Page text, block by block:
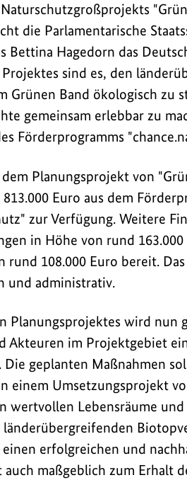
die Parlamentarische
Bettina Hagedorn das
Projektes sind es, den
Grünen Band ökologisch zu
gemeinsam erlebbar zu
Förderprogramms
Planungsprojekt von
Euro aus dem
zur Verfügung. Weitere
in Höhe von rund
108.000 Euro bereit.
und administrativ.
Planungsprojektes wird nun
Akteuren im Projektgebiet
geplanten Maßnahmen
einem Umsetzungsprojekt
wertvollen Lebensräume
länderübergreifenden
erfolgreichen und
maßgeblich zum Erhalt